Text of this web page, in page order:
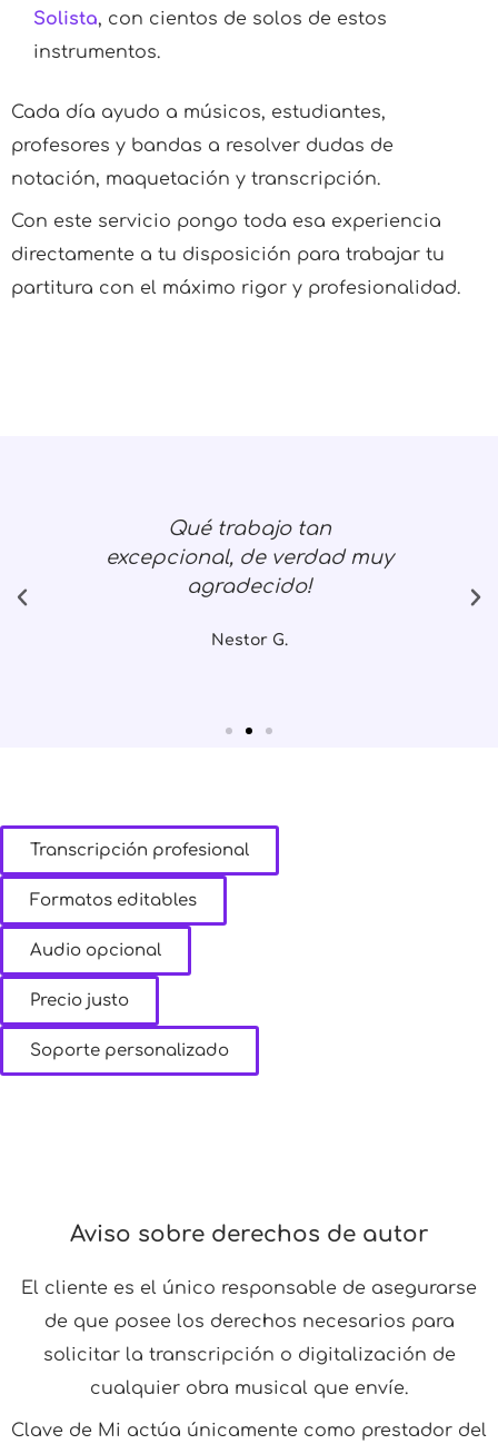
Solista, con cientos de solos de estos
instrumentos.
Cada día ayudo a músicos, estudiantes,
profesores y bandas a resolver dudas de
notación, maquetación y transcripción.
Con este servicio pongo toda esa experiencia
directamente a tu disposición para trabajar tu
partitura con el máximo rigor y profesionalidad.
que
Qué trabajo tan
excepcional, de verdad muy
agradecido!
Nestor G.
Transcripción profesional
Formatos editables
Audio opcional
Precio justo
Soporte personalizado
Aviso sobre derechos de autor
El cliente es el único responsable de asegurarse
de que posee los derechos necesarios para
solicitar la transcripción o digitalización de
cualquier obra musical que envíe.
Clave de Mi actúa únicamente como prestador del